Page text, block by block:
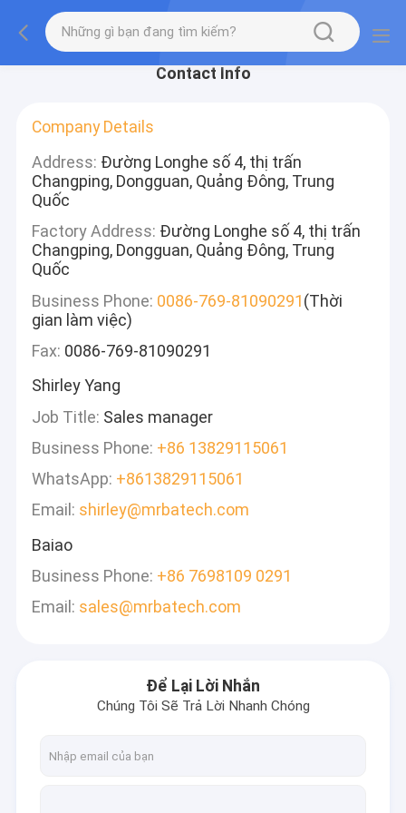
Contact Info
Company Details
Address: Đường Longhe số 4, thị trấn
Changping, Dongguan, Quảng Đông, Trung
Quốc
Factory Address: Đường Longhe số 4, thị trấn
Changping, Dongguan, Quảng Đông, Trung
Quốc
Business Phone: 0086-769-81090291(Thời
gian làm việc)
Fax: 0086-769-81090291
Shirley Yang
Job Title: Sales manager
Business Phone: +86 13829115061
WhatsApp: +8613829115061
Email: shirley@mrbatech.com
Baiao
Business Phone: +86 7698109 0291
Email: sales@mrbatech.com
Để Lại Lời Nhắn
Chúng Tôi Sẽ Trả Lời Nhanh Chóng